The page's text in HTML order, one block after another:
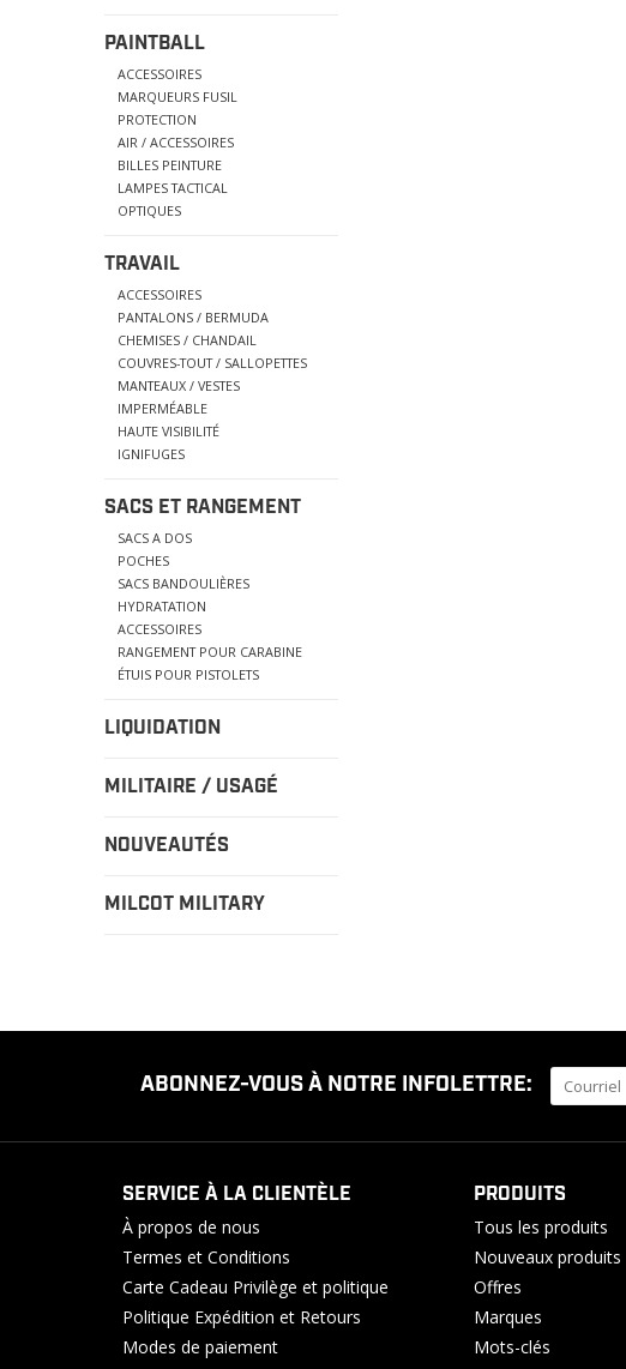
PAINTBALL
ACCESSOIRES
MARQUEURS FUSIL
PROTECTION
AIR / ACCESSOIRES
BILLES PEINTURE
LAMPES TACTICAL
OPTIQUES
TRAVAIL
ACCESSOIRES
PANTALONS / BERMUDA
CHEMISES / CHANDAIL
COUVRES-TOUT / SALLOPETTES
MANTEAUX / VESTES
IMPERMÉABLE
HAUTE VISIBILITÉ
IGNIFUGES
SACS ET RANGEMENT
SACS A DOS
POCHES
SACS BANDOULIÈRES
HYDRATATION
ACCESSOIRES
RANGEMENT POUR CARABINE
ÉTUIS POUR PISTOLETS
LIQUIDATION
MILITAIRE / USAGÉ
NOUVEAUTÉS
MILCOT MILITARY
ABONNEZ-VOUS À NOTRE INFOLETTRE:
SERVICE À LA CLIENTÈLE
À propos de nous
Termes et Conditions
Carte Cadeau Privilège et politique
Politique Expédition et Retours
Modes de paiement
PRODUITS
Tous les produits
Nouveaux produits
Offres
Marques
Mots-clés